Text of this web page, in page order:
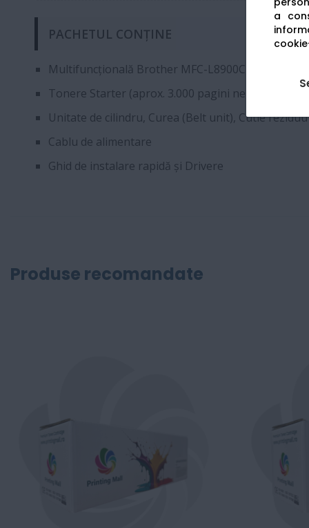
a
PACHETUL CONȚINE
Multifuncțională Brother MFC-L8900CDW
Tonere Starter (aprox. 3.000 pagini negru / 1.800
Unitate de cilindru, Curea (Belt unit), Cutie
Cablu de alimentare
Ghid de instalare rapidă și Drivere
Produse recomandate